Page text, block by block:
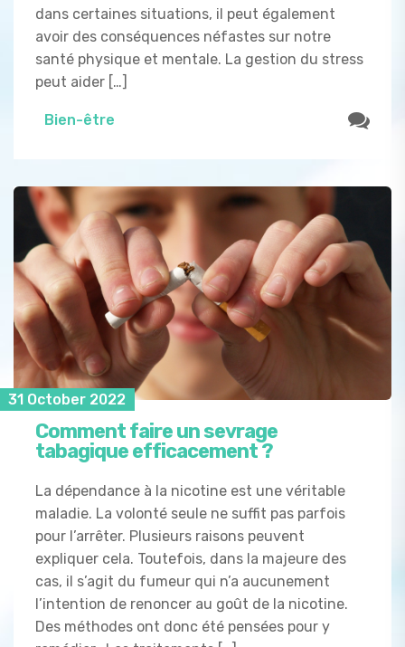
dans certaines situations, il peut également
avoir des conséquences néfastes sur notre
santé physique et mentale. La gestion du stress
peut aider […]
Bien-être
31 October 2022
Comment faire un sevrage
tabagique efficacement ?
La dépendance à la nicotine est une véritable
maladie. La volonté seule ne suffit pas parfois
pour l’arrêter. Plusieurs raisons peuvent
expliquer cela. Toutefois, dans la majeure des
cas, il s’agit du fumeur qui n’a aucunement
l’intention de renoncer au goût de la nicotine.
Des méthodes ont donc été pensées pour y